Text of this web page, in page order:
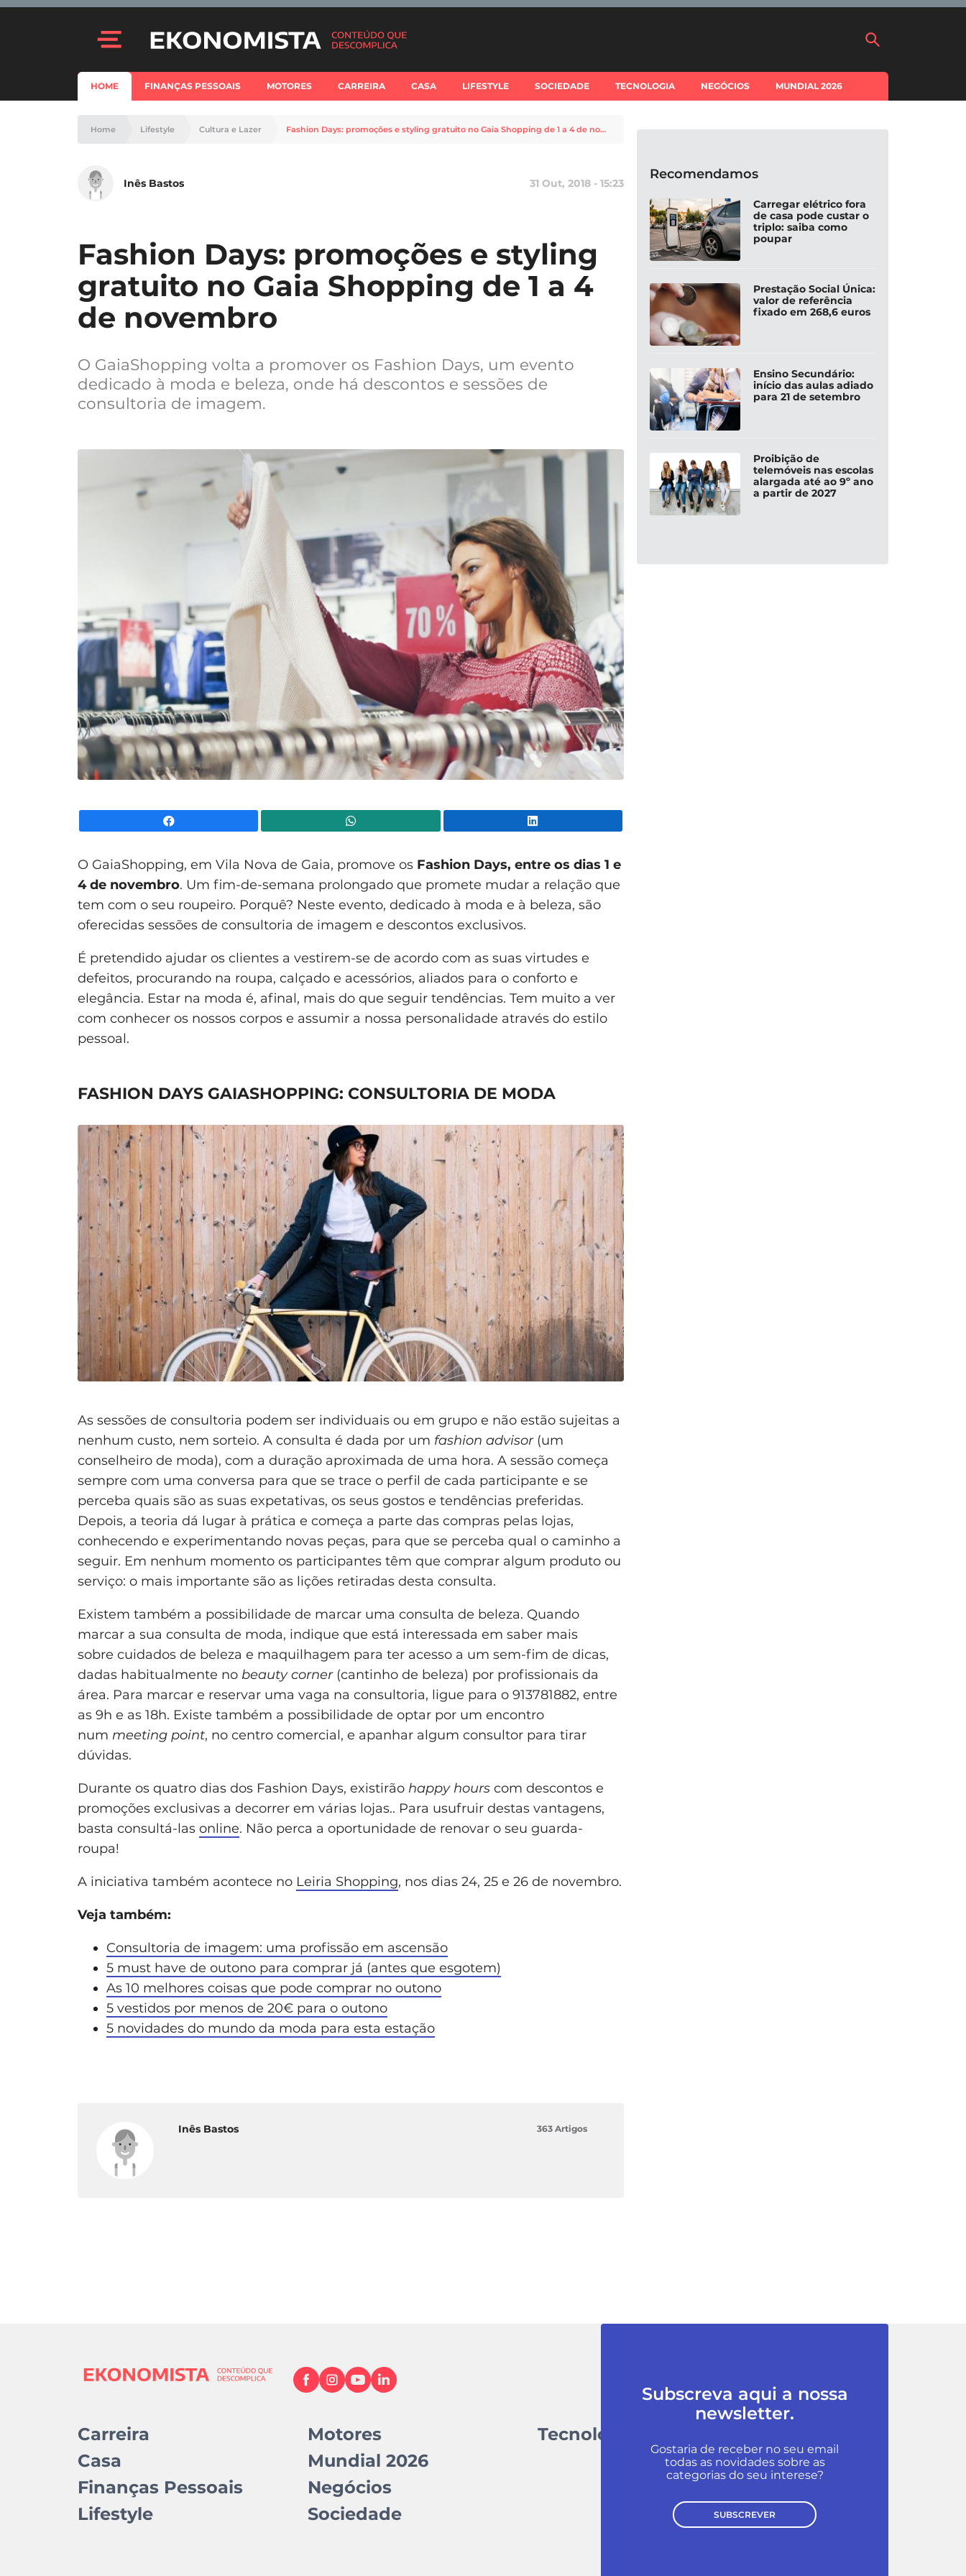
HOME FINANÇAS PESSOAIS MOTORES CARREIRA CASA LIFESTYLE SOCIEDADE TECNOLOGIA NEGÓCIOS MUNDIAL 2026
Home Lifestyle Cultura e Lazer Fashion Days: promoções e styling gratuito no Gaia Shopping de 1 a 4 de novembro
Inês Bastos 31 Out, 2018 - 15:23
Fashion Days: promoções e styling
gratuito no Gaia Shopping de 1 a 4
de novembro
O GaiaShopping volta a promover os Fashion Days, um evento
dedicado à moda e beleza, onde há descontos e sessões de
consultoria de imagem.
O GaiaShopping, em Vila Nova de Gaia, promove os Fashion Days, entre os dias 1 e
4 de novembro. Um fim-de-semana prolongado que promete mudar a relação que
tem com o seu roupeiro. Porquê? Neste evento, dedicado à moda e à beleza, são
oferecidas sessões de consultoria de imagem e descontos exclusivos.
É pretendido ajudar os clientes a vestirem-se de acordo com as suas virtudes e
defeitos, procurando na roupa, calçado e acessórios, aliados para o conforto e
elegância. Estar na moda é, afinal, mais do que seguir tendências. Tem muito a ver
com conhecer os nossos corpos e assumir a nossa personalidade através do estilo
pessoal.
FASHION DAYS GAIASHOPPING: CONSULTORIA DE MODA
As sessões de consultoria podem ser individuais ou em grupo e não estão sujeitas a
nenhum custo, nem sorteio. A consulta é dada por um fashion advisor(um
conselheiro de moda), com a duração aproximada de uma hora. A sessão começa
sempre com uma conversa para que se trace o perfil de cada participante e se
perceba quais são as suas expetativas, os seus gostos e tendências preferidas.
Depois, a teoria dá lugar à prática e começa a parte das compras pelas lojas,
conhecendo e experimentando novas peças, para que se perceba qual o caminho a
seguir. Em nenhum momento os participantes têm que comprar algum produto ou
serviço: o mais importante são as lições retiradas desta consulta.
Existem também a possibilidade de marcar uma consulta de beleza. Quando
marcar a sua consulta de moda, indique que está interessada em saber mais
sobre cuidados de beleza e maquilhagem para ter acesso a um sem-fim de dicas,
dadas habitualmente no beauty corner(cantinho de beleza) por profissionais da
área. Para marcar e reservar uma vaga na consultoria, ligue para o 913781882, entre
as 9h e as 18h. Existe também a possibilidade de optar por um encontro
num meeting point, no centro comercial, e apanhar algum consultor para tirar
dúvidas.
Durante os quatro dias dos Fashion Days, existirão happy hours com descontos e
promoções exclusivas a decorrer em várias lojas.. Para usufruir destas vantagens,
basta consultá-las online. Não perca a oportunidade de renovar o seu guarda-
roupa!
A iniciativa também acontece no Leiria Shopping, nos dias 24, 25 e 26 de novembro.
Veja também:
Consultoria de imagem: uma profissão em ascensão
5 must have de outono para comprar já (antes que esgotem)
As 10 melhores coisas que pode comprar no outono
5 vestidos por menos de 20€ para o outono
5 novidades do mundo da moda para esta estação
Inês Bastos 363 Artigos
Recomendamos
Carregar elétrico fora
de casa pode custar o
triplo: saiba como
poupar
Prestação Social Única:
valor de referência
fixado em 268,6 euros
Ensino Secundário:
início das aulas adiado
para 21 de setembro
Proibição de
telemóveis nas escolas
alargada até ao 9º ano
a partir de 2027
Carreira
Casa
Finanças Pessoais
Lifestyle
Motores
Mundial 2026
Negócios
Sociedade
Tecnologia
Subscreva aqui a nossa
newsletter.
Gostaria de receber no seu email
todas as novidades sobre as
categorias do seu interese?
SUBSCREVER